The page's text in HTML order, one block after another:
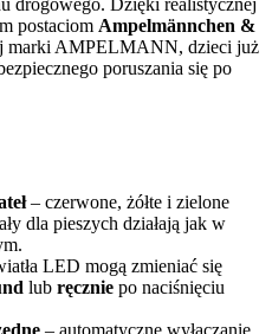
postaciom Ampelmännchen &
marki AMPELMANN, dzieci już
poruszania się po
– czerwone, żółte i zielone
dla pieszych działają jak w
LED mogą zmieniać się
lub ręcznie po naciśnięciu